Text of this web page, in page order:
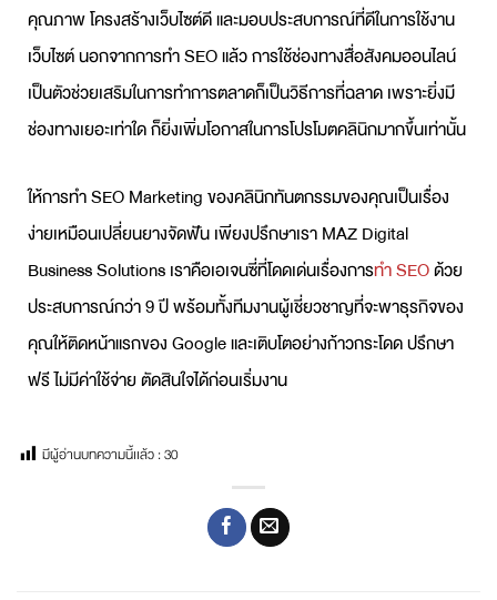
คุณภาพ โครงสร้างเว็บไซต์ดี และมอบประสบการณ์ที่ดีในการใช้งาน
เว็บไซต์ นอกจากการทำ SEO แล้ว การใช้ช่องทางสื่อสังคมออนไลน์
เป็นตัวช่วยเสริมในการทำการตลาดก็เป็นวิธีการที่ฉลาด เพราะยิ่งมี
ช่องทางเยอะเท่าใด ก็ยิ่งเพิ่มโอกาสในการโปรโมตคลินิกมากขึ้นเท่านั้น
ให้การทำ SEO Marketing ของคลินิกทันตกรรมของคุณเป็นเรื่อง
ง่ายเหมือนเปลี่ยนยางจัดฟัน เพียงปรึกษาเรา MAZ Digital
Business Solutions เราคือเอเจนซี่ที่โดดเด่นเรื่องการทำ SEOด้วย
ประสบการณ์กว่า 9 ปี พร้อมทั้งทีมงานผู้เชี่ยวชาญที่จะพาธุรกิจของ
คุณให้ติดหน้าแรกของ Google และเติบโตอย่างก้าวกระโดด ปรึกษา
ฟรี ไม่มีค่าใช้จ่าย ตัดสินใจได้ก่อนเริ่มงาน
มีผู้อ่านบทความนี้เเล้ว :30